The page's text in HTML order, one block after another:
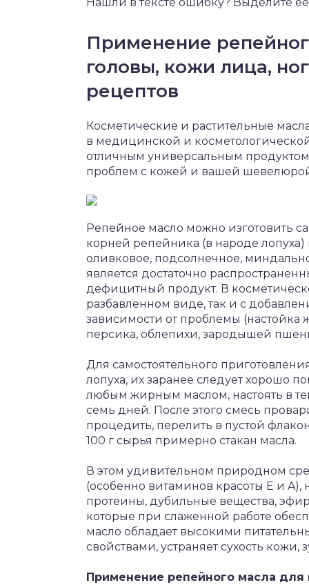
Применение
головы, кожи лица,
рецептов
Косметические и растительные
в медицинской и
отличным универсальным
проблем с кожей и вашей
Репейное масло можно изготовить
корней репейника (в народе лопуха)
оливковое, подсолнечное,
является достаточно
дефицитный продукт. В
разбавленном виде, так и с
зависимости от проблемы (настойка
персика, облепихи, зародышей
Для самостоятельного
лопуха, их заранее следует хорошо
любым жирным маслом, настоять в
семь дней. После этого смесь
процедить, перелить в пустой
100 г сырья примерно стакан масла.
В этом удивительном природном
(особенно витаминов красоты Е и
протеины, дубильные вещества,
которые при слаженной работе
масло обладает высокими
свойствами, устраняет сухость кожи,
Применение репейного масла